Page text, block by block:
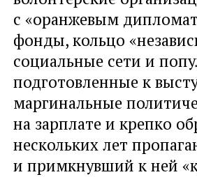
с «оранжевым
фонды, кольцо
социальные сети и
подготовленные к
маргинальные
на зарплате и крепко
нескольких лет
и примкнувший к ней